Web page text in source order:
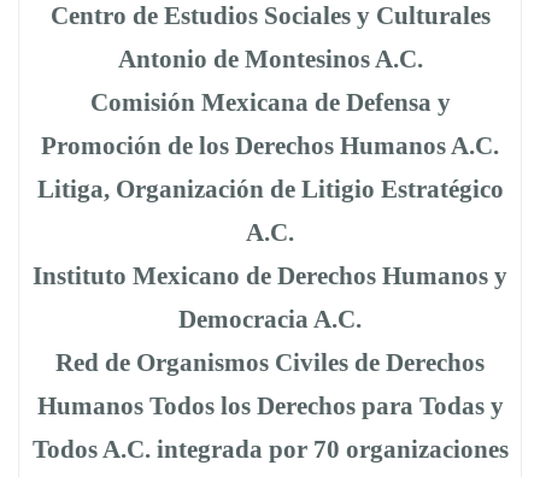
Centro de Estudios Sociales y Culturales
Antonio de Montesinos A.C.
Comisión Mexicana de Defensa y
Promoción de los Derechos Humanos A.C.
Litiga, Organización de Litigio Estratégico
A.C.
Instituto Mexicano de Derechos Humanos y
Democracia A.C.
Red de Organismos Civiles de Derechos
Humanos Todos los Derechos para Todas y
Todos A.C. integrada por 70 organizaciones